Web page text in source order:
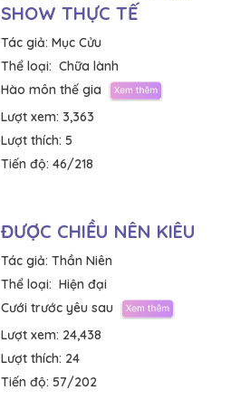
SHOW THỰC TẾ
Tác giả: Mục Cửu
Thể loại: Chữa lành
Hào môn thế gia
Lượt xem: 3,363
Lượt thích: 5
Tiến độ: 46/218
ĐƯỢC CHIỀU NÊN KIÊU
Tác giả: Thần Niên
Thể loại: Hiện đại
Cưới trước yêu sau
Lượt xem: 24,438
Lượt thích: 24
Tiến độ: 57/202